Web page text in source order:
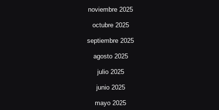
noviembre 2025
octubre 2025
septiembre 2025
agosto 2025
julio 2025
junio 2025
mayo 2025